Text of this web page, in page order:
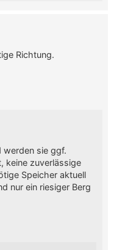
Richtung.
werden sie ggf.
keine zuverlässige
Speicher aktuell
nur ein riesiger Berg